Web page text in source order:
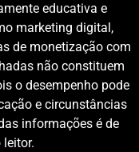
educativa e
marketing digital,
de monetização com
não constituem
o desempenho pode
e circunstâncias
informações é de